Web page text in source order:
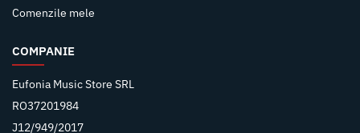
Comenzile mele
COMPANIE
Eufonia Music Store SRL
RO37201984
J12/949/2017